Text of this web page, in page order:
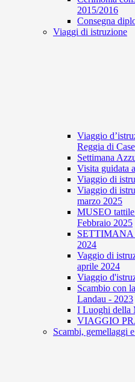
2015/2016
Consegna
Viaggi di istruzione
Viaggio
Reggia di
Settimana
Visita guidata
Viaggio di
Viaggio di
marzo 2025
MUSEO
Febbraio 2025
SETTIMANA
2024
Vaggio di
aprile 2024
Viaggio
Scambio con
Landau - 2023
I Luoghi della
VIAGGIO
Scambi, gemellaggi